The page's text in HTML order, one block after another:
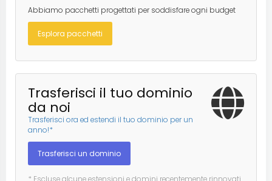
Abbiamo pacchetti progettati per soddisfare ogni budget
Esplora pacchetti
Trasferisci il tuo dominio
da noi
Trasferisci ora ed estendi il tuo dominio per un
anno!*
Trasferisci un dominio